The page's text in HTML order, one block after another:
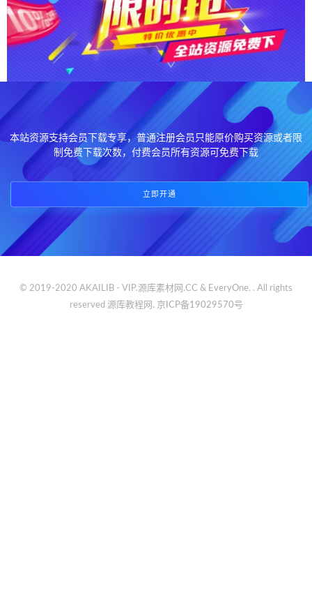
本站资源支持会员下载专享，普通注册会员只能原价购买资源或者限
制免费下载次数，付费会员所有资源可免费下载
立即开通
© 2019-2020 AKAILIB - VIP.源库素材网.CC & EveryOne. . All rights
reserved 源库教程网. 京ICP备19029570号